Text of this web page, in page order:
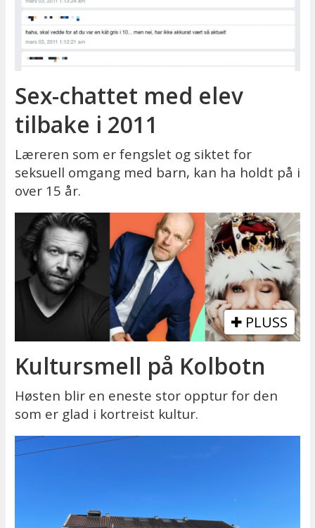
Sex-chattet med elev
tilbake i 2011
Læreren som er fengslet og siktet for
seksuell omgang med barn, kan ha holdt på i
over 15 år.
PLUSS
Kultursmell på Kolbotn
Høsten blir en eneste stor opptur for den
som er glad i kortreist kultur.